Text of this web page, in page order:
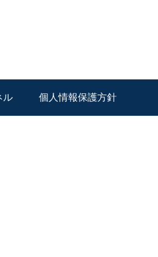
ル 個人情報保護方針